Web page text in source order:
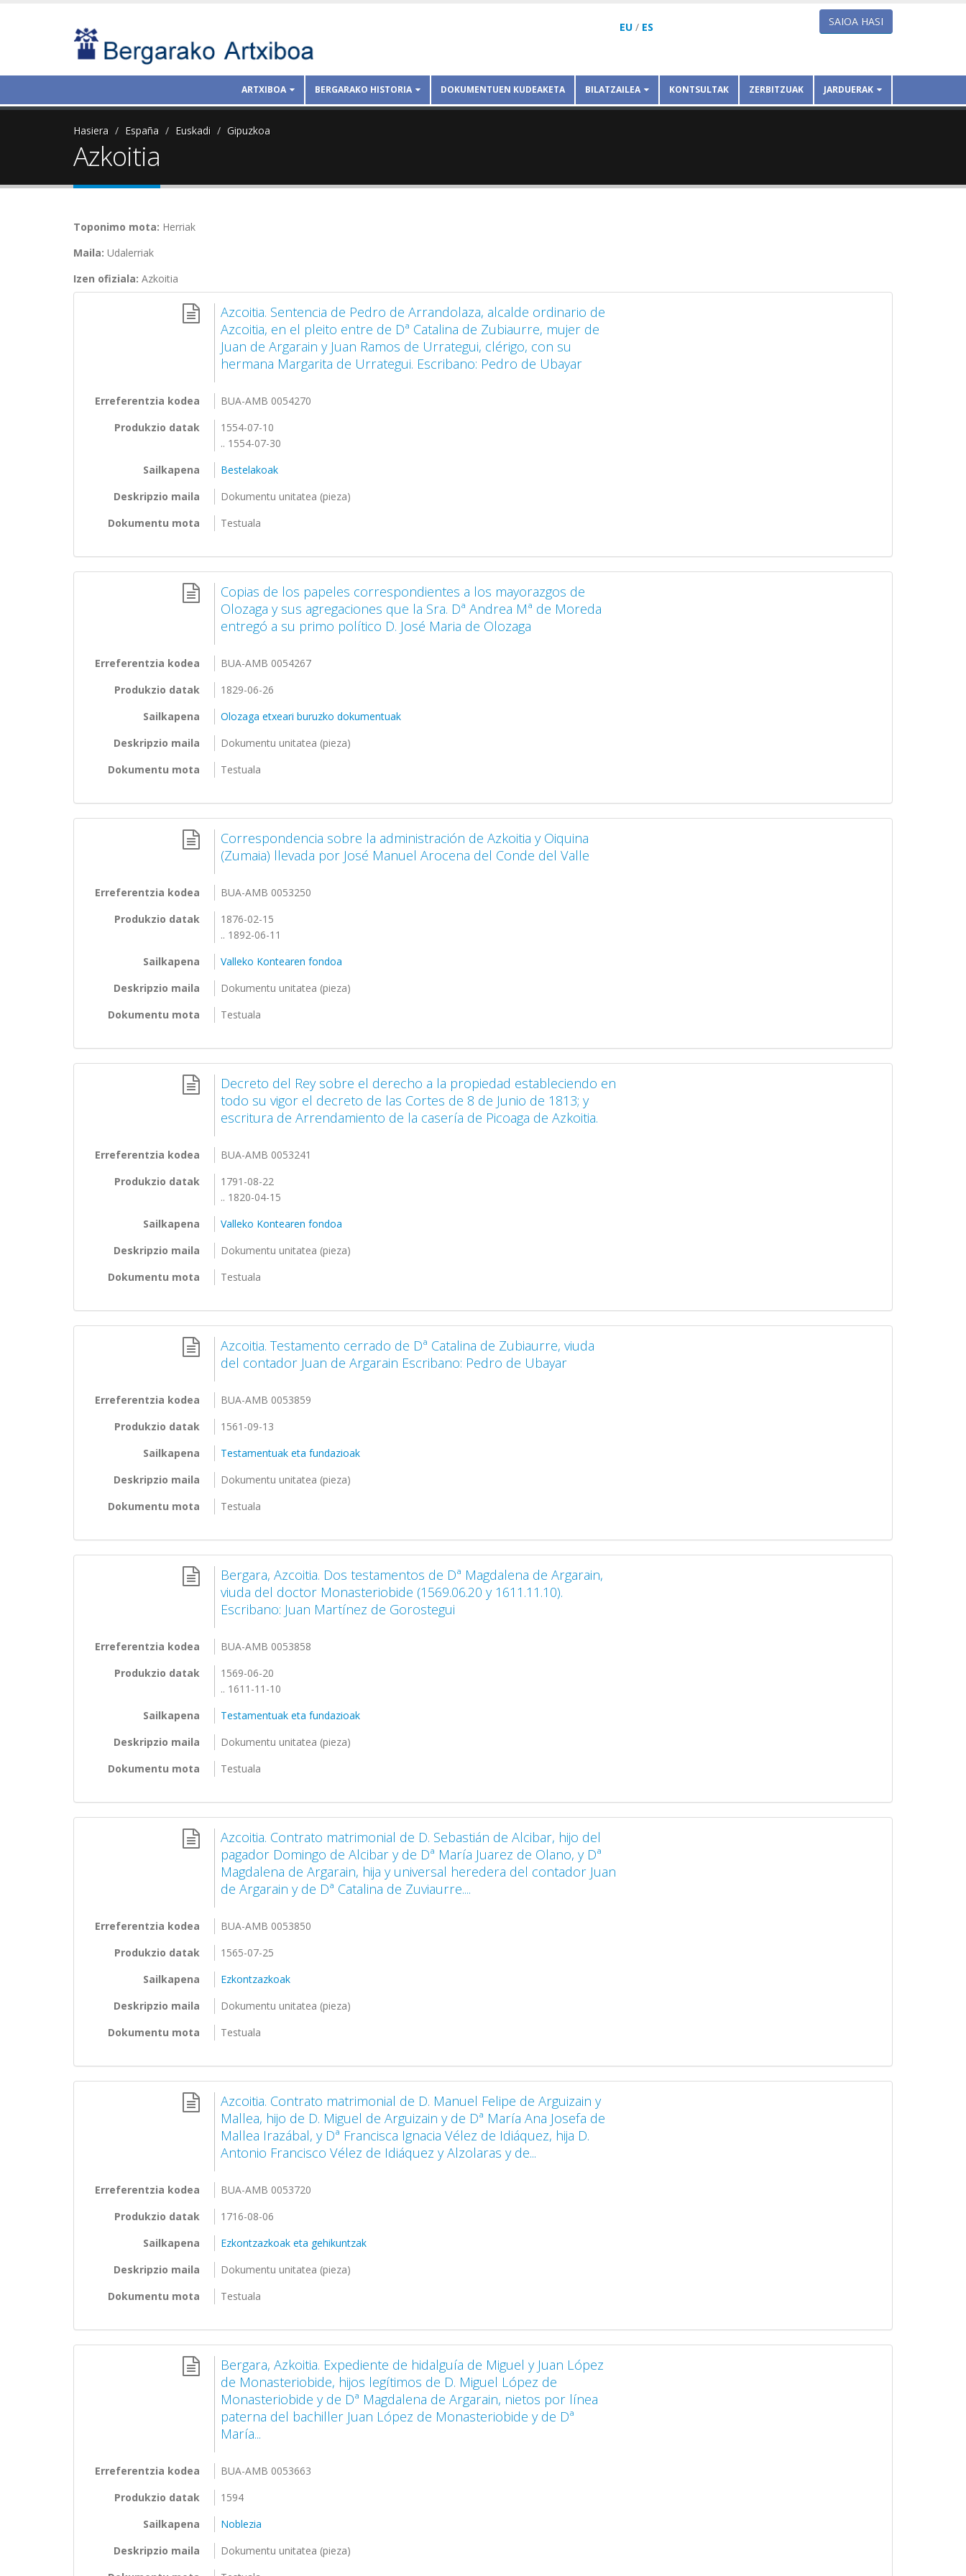
EU / ES SAIOA HASI
ARTXIBOA BERGARAKO HISTORIA DOKUMENTUEN KUDEAKETA BILATZAILEA KONTSULTAK ZERBITZUAK JARDUERAK
Hasiera España Euskadi Gipuzkoa
Azkoitia
Toponimo mota: Herriak
Maila: Udalerriak
Izen ofiziala: Azkoitia
Azcoitia. Sentencia de Pedro de Arrandolaza, alcalde ordinario de
Azcoitia, en el pleito entre de Dª Catalina de Zubiaurre, mujer de
Juan de Argarain y Juan Ramos de Urrategui, clérigo, con su
hermana Margarita de Urrategui. Escribano: Pedro de Ubayar
Erreferentzia kodea
BUA-AMB 0054270
Produkzio datak
1554-07-10
.. 1554-07-30
Sailkapena
Bestelakoak
Deskripzio maila
Dokumentu unitatea (pieza)
Dokumentu mota
Testuala
Copias de los papeles correspondientes a los mayorazgos de
Olozaga y sus agregaciones que la Sra. Dª Andrea Mª de Moreda
entregó a su primo político D. José Maria de Olozaga
Erreferentzia kodea
BUA-AMB 0054267
Produkzio datak
1829-06-26
Sailkapena
Olozaga etxeari buruzko dokumentuak
Deskripzio maila
Dokumentu unitatea (pieza)
Dokumentu mota
Testuala
Correspondencia sobre la administración de Azkoitia y Oiquina
(Zumaia) llevada por José Manuel Arocena del Conde del Valle
Erreferentzia kodea
BUA-AMB 0053250
Produkzio datak
1876-02-15
.. 1892-06-11
Sailkapena
Valleko Kontearen fondoa
Deskripzio maila
Dokumentu unitatea (pieza)
Dokumentu mota
Testuala
Decreto del Rey sobre el derecho a la propiedad estableciendo en
todo su vigor el decreto de las Cortes de 8 de Junio de 1813; y
escritura de Arrendamiento de la casería de Picoaga de Azkoitia.
Erreferentzia kodea
BUA-AMB 0053241
Produkzio datak
1791-08-22
.. 1820-04-15
Sailkapena
Valleko Kontearen fondoa
Deskripzio maila
Dokumentu unitatea (pieza)
Dokumentu mota
Testuala
Azcoitia. Testamento cerrado de Dª Catalina de Zubiaurre, viuda
del contador Juan de Argarain Escribano: Pedro de Ubayar
Erreferentzia kodea
BUA-AMB 0053859
Produkzio datak
1561-09-13
Sailkapena
Testamentuak eta fundazioak
Deskripzio maila
Dokumentu unitatea (pieza)
Dokumentu mota
Testuala
Bergara, Azcoitia. Dos testamentos de Dª Magdalena de Argarain,
viuda del doctor Monasteriobide (1569.06.20 y 1611.11.10).
Escribano: Juan Martínez de Gorostegui
Erreferentzia kodea
BUA-AMB 0053858
Produkzio datak
1569-06-20
.. 1611-11-10
Sailkapena
Testamentuak eta fundazioak
Deskripzio maila
Dokumentu unitatea (pieza)
Dokumentu mota
Testuala
Azcoitia. Contrato matrimonial de D. Sebastián de Alcibar, hijo del
pagador Domingo de Alcibar y de Dª María Juarez de Olano, y Dª
Magdalena de Argarain, hija y universal heredera del contador Juan
de Argarain y de Dª Catalina de Zuviaurre....
Erreferentzia kodea
BUA-AMB 0053850
Produkzio datak
1565-07-25
Sailkapena
Ezkontzazkoak
Deskripzio maila
Dokumentu unitatea (pieza)
Dokumentu mota
Testuala
Azcoitia. Contrato matrimonial de D. Manuel Felipe de Arguizain y
Mallea, hijo de D. Miguel de Arguizain y de Dª María Ana Josefa de
Mallea Irazábal, y Dª Francisca Ignacia Vélez de Idiáquez, hija D.
Antonio Francisco Vélez de Idiáquez y Alzolaras y de...
Erreferentzia kodea
BUA-AMB 0053720
Produkzio datak
1716-08-06
Sailkapena
Ezkontzazkoak eta gehikuntzak
Deskripzio maila
Dokumentu unitatea (pieza)
Dokumentu mota
Testuala
Bergara, Azkoitia. Expediente de hidalguía de Miguel y Juan López
de Monasteriobide, hijos legítimos de D. Miguel López de
Monasteriobide y de Dª Magdalena de Argarain, nietos por línea
paterna del bachiller Juan López de Monasteriobide y de Dª
María...
Erreferentzia kodea
BUA-AMB 0053663
Produkzio datak
1594
Sailkapena
Noblezia
Deskripzio maila
Dokumentu unitatea (pieza)